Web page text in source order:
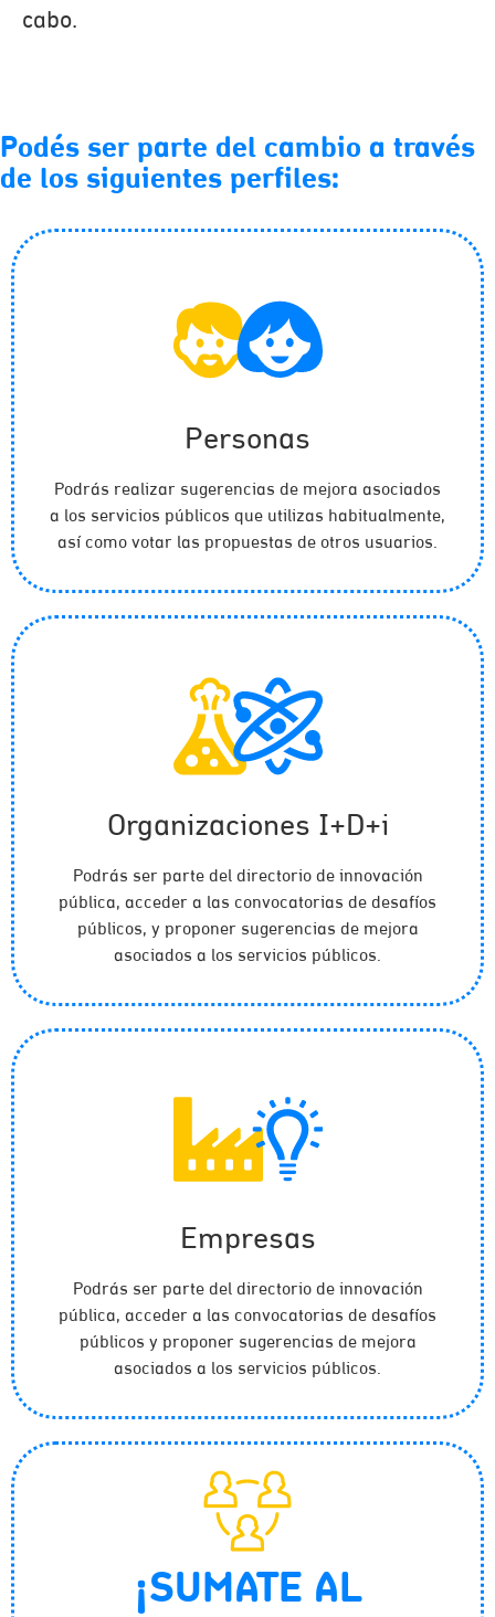
cabo.
Podés ser parte del cambio a través
de los siguientes perfiles:
Personas
Podrás realizar sugerencias de mejora asociados
a los servicios públicos que utilizas habitualmente,
así como votar las propuestas de otros usuarios.
Organizaciones I+D+i
Podrás ser parte del directorio de innovación
pública, acceder a las convocatorias de desafíos
públicos, y proponer sugerencias de mejora
asociados a los servicios públicos.
Empresas
Podrás ser parte del directorio de innovación
pública, acceder a las convocatorias de desafíos
públicos y proponer sugerencias de mejora
asociados a los servicios públicos.
¡SUMATE AL